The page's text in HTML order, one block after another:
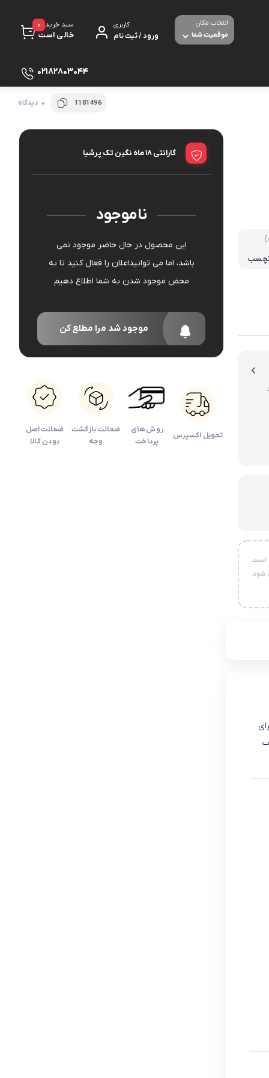
موقعیت شما
انتخاب مکان کاربری
ورود / ثبت نام
سبد خرید
خالی است
0
لوازم جانبی پرینتر
تجهیزات شبکه و ارتباطات
برق و الکترونیک
بولت
دوربین کودک
02182803044
1181496 0 دیدگاه
نچسب
است،
شود.
گارانتی ۱۸ ماه نگین تک پرشیا
ناموجود
این محصول در حال حاضر موجود نمی
باشد، اما می توانیداعلان را فعال کنید تا به
محض موجود شدن به شما اطلاع دهیم
موجود شد مرا مطلع کن
تحویل اکسپرس
روش های
پرداخت
ضمانت بازگشت
وجه
ضمانت اصل
بودن کالا